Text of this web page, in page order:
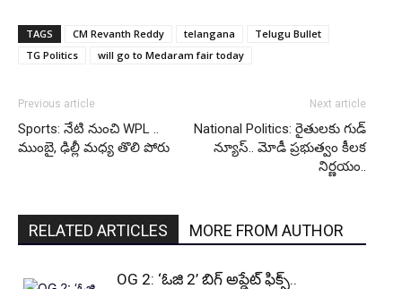
TAGS CM Revanth Reddy telangana
Telugu Bullet
TG Politics
will go to Medaram fair today
Previous article
Sports: నేటి నుంచి WPL ..
ముంబై, ఢిల్లీ మధ్య తొలి పోరు
Next article
National Politics: రైతులకు గుడ్
న్యూస్.. మోడీ ప్రభుత్వం కీలక
నిర్ణయం..
RELATED ARTICLES MORE FROM AUTHOR
OG 2: ‘ఓజి 2’ బిగ్ అప్డేట్ ఫిక్స్..